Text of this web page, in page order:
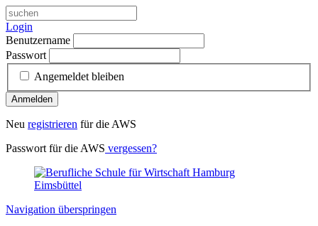
Login
Benutzername
Passwort
Angemeldet bleiben
Anmelden
Neu registrieren für die AWS
Passwort für die AWS vergessen?
Navigation überspringen